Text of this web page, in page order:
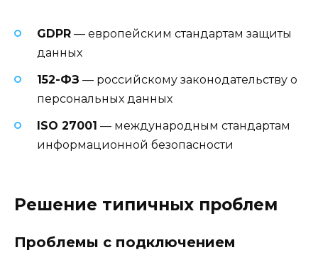
GDPR — европейским стандартам защиты
данных
152-ФЗ — российскому законодательству о
персональных данных
ISO 27001 — международным стандартам
информационной безопасности
Решение типичных проблем
Проблемы с подключением